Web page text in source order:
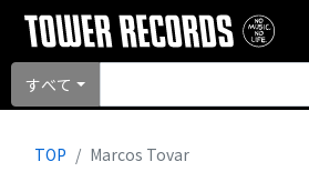
すべて
TOP Marcos Tovar